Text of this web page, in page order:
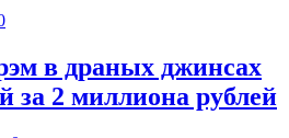
в драных джинсах
за 2 миллиона рублей